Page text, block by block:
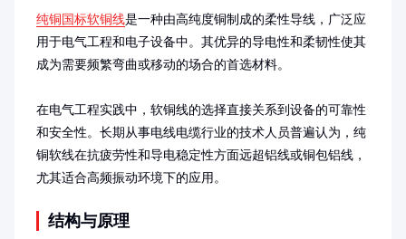
纯铜国标软铜线是一种由高纯度铜制成的柔性导线，广泛应
用于电气工程和电子设备中。其优异的导电性和柔韧性使其
成为需要频繁弯曲或移动的场合的首选材料。
在电气工程实践中，软铜线的选择直接关系到设备的可靠性
和安全性。长期从事电线电缆行业的技术人员普遍认为，纯
铜软线在抗疲劳性和导电稳定性方面远超铝线或铜包铝线，
尤其适合高频振动环境下的应用。
结构与原理